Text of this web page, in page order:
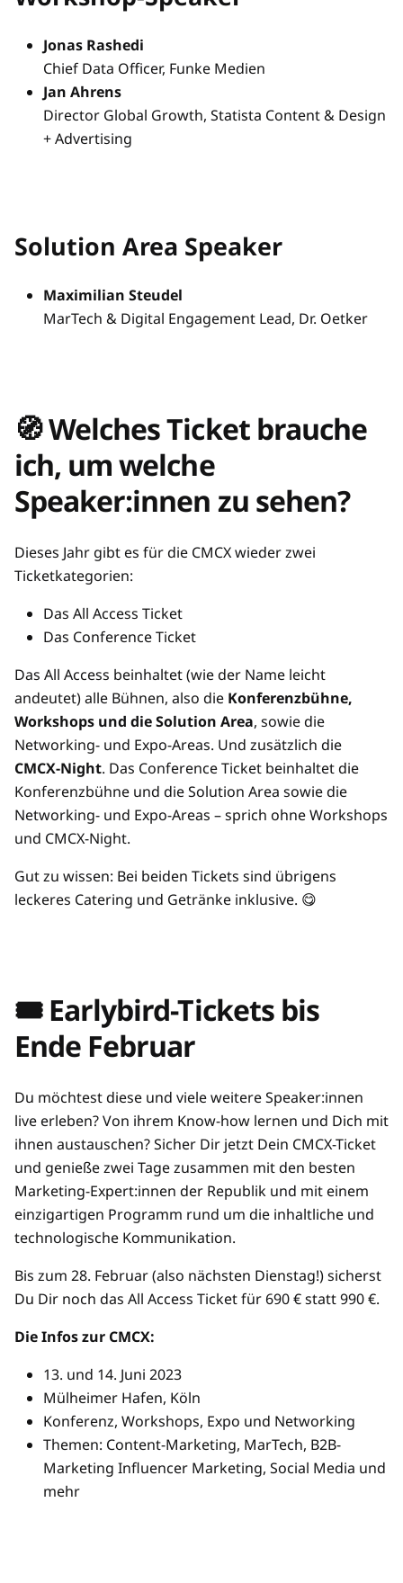
Jonas Rashedi
Chief Data Officer, Funke Medien
Jan Ahrens
Director Global Growth, Statista Content & Design
+ Advertising
Solution Area Speaker
Maximilian Steudel
MarTech & Digital Engagement Lead, Dr. Oetker
🧭 Welches Ticket brauche
ich, um welche
Speaker:innen zu sehen?
Dieses Jahr gibt es für die CMCX wieder zwei
Ticketkategorien:
Das All Access Ticket
Das Conference Ticket
Das All Access beinhaltet (wie der Name leicht
andeutet) alle Bühnen, also die Konferenzbühne,
Workshops und die Solution Area, sowie die
Networking- und Expo-Areas. Und zusätzlich die
CMCX-Night. Das Conference Ticket beinhaltet die
Konferenzbühne und die Solution Area sowie die
Networking- und Expo-Areas – sprich ohne Workshops
und CMCX-Night.
Gut zu wissen: Bei beiden Tickets sind übrigens
leckeres Catering und Getränke inklusive. 😋
🎟️ Earlybird-Tickets bis
Ende Februar
Du möchtest diese und viele weitere Speaker:innen
live erleben? Von ihrem Know-how lernen und Dich mit
ihnen austauschen? Sicher Dir jetzt Dein CMCX-Ticket
und genieße zwei Tage zusammen mit den besten
Marketing-Expert:innen der Republik und mit einem
einzigartigen Programm rund um die inhaltliche und
technologische Kommunikation.
Bis zum 28. Februar (also nächsten Dienstag!) sicherst
Du Dir noch das All Access Ticket für 690 € statt 990 €.
Die Infos zur CMCX:
13. und 14. Juni 2023
Mülheimer Hafen, Köln
Konferenz, Workshops, Expo und Networking
Themen: Content-Marketing, MarTech, B2B-
Marketing Influencer Marketing, Social Media und
mehr